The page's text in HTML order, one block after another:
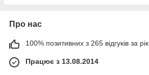
Про нас
100% позитивних з 265 відгуків за рік
Працює з 13.08.2014